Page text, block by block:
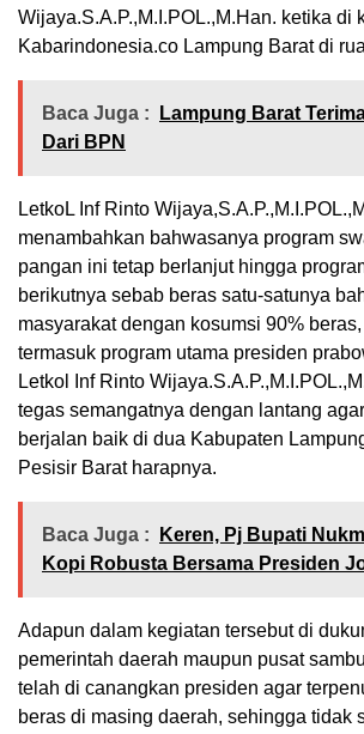
Wijaya.S.A.P.,M.I.POL.,M.Han. ketika di
Kabarindonesia.co Lampung Barat di
Baca Juga :
Lampung Barat
Dari BPN
LetkoL Inf Rinto
menambahkan bahwasanya program
pangan ini tetap berlanjut hingga
berikutnya sebab beras satu-satunya
masyarakat dengan kosumsi 90%
termasuk program utama presiden
Letkol Inf Rinto
tegas semangatnya dengan lantang
berjalan baik di dua Kabupaten
Pesisir Barat harapnya.
Baca Juga :
Keren, Pj Bupati
Kopi Robusta Bersama Presiden
Adapun dalam kegiatan tersebut di
pemerintah daerah maupun pusat
telah di canangkan presiden agar
beras di masing daerah, sehingga tidak